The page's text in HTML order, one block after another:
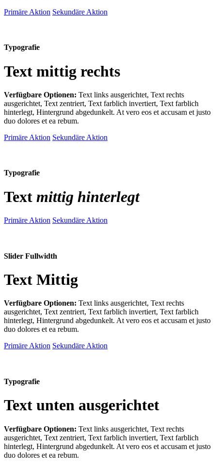
Primäre Aktion Sekundäre Aktion
Typografie
Text mittig rechts
Verfügbare Optionen: Text links ausgerichtet, Text rechts
ausgerichtet, Text zentriert, Text farblich invertiert, Text farblich
hinterlegt, Hintergrund abgedunkelt. At vero eos et accusam et justo
duo dolores et ea rebum.
Primäre Aktion Sekundäre Aktion
Typografie
Text mittig hinterlegt
Primäre Aktion Sekundäre Aktion
Slider Fullwidth
Text Mittig
Verfügbare Optionen: Text links ausgerichtet, Text rechts
ausgerichtet, Text zentriert, Text farblich invertiert, Text farblich
hinterlegt, Hintergrund abgedunkelt. At vero eos et accusam et justo
duo dolores et ea rebum.
Primäre Aktion Sekundäre Aktion
Typografie
Text unten ausgerichtet
Verfügbare Optionen: Text links ausgerichtet, Text rechts
ausgerichtet, Text zentriert, Text farblich invertiert, Text farblich
hinterlegt, Hintergrund abgedunkelt. At vero eos et accusam et justo
duo dolores et ea rebum.